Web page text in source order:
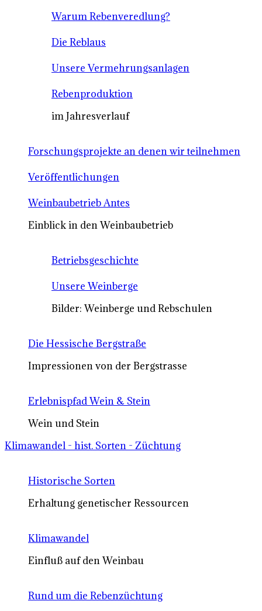
Warum Rebenveredlung?
Die Reblaus
Unsere Vermehrungsanlagen
Rebenproduktion
im Jahresverlauf
Forschungsprojekte an denen wir teilnehmen
Veröffentlichungen
Weinbaubetrieb Antes
Einblick in den Weinbaubetrieb
Betriebsgeschichte
Unsere Weinberge
Bilder: Weinberge und Rebschulen
Die Hessische Bergstraße
Impressionen von der Bergstrasse
Erlebnispfad Wein & Stein
Wein und Stein
Klimawandel - hist. Sorten - Züchtung
Historische Sorten
Erhaltung genetischer Ressourcen
Klimawandel
Einfluß auf den Weinbau
Rund um die Rebenzüchtung